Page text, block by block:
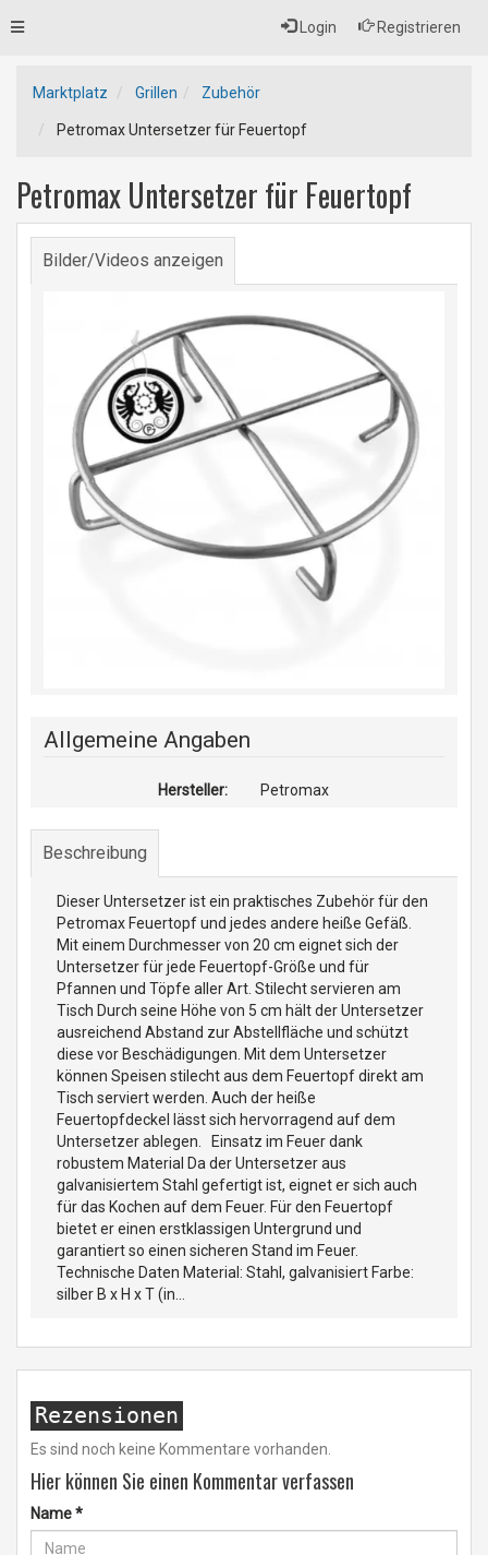
Login Registrieren
Toggle
Marktplatz Grillen Zubehör
Petromax Untersetzer für Feuertopf
Petromax Untersetzer für Feuertopf
Bilder/Videos anzeigen
Allgemeine Angaben
Hersteller: Petromax
Beschreibung
Dieser Untersetzer ist ein praktisches Zubehör für den
Petromax Feuertopf und jedes andere heiße Gefäß.
Mit einem Durchmesser von 20 cm eignet sich der
Untersetzer für jede Feuertopf-Größe und für
Pfannen und Töpfe aller Art. Stilecht servieren am
Tisch Durch seine Höhe von 5 cm hält der Untersetzer
ausreichend Abstand zur Abstellfläche und schützt
diese vor Beschädigungen. Mit dem Untersetzer
können Speisen stilecht aus dem Feuertopf direkt am
Tisch serviert werden. Auch der heiße
Feuertopfdeckel lässt sich hervorragend auf dem
Untersetzer ablegen. Einsatz im Feuer dank
robustem Material Da der Untersetzer aus
galvanisiertem Stahl gefertigt ist, eignet er sich auch
für das Kochen auf dem Feuer. Für den Feuertopf
bietet er einen erstklassigen Untergrund und
garantiert so einen sicheren Stand im Feuer.
Technische Daten Material: Stahl, galvanisiert Farbe:
silber B x H x T (in...
Rezensionen
Es sind noch keine Kommentare vorhanden.
Hier können Sie einen Kommentar verfassen
Name*